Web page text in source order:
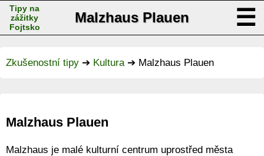
Tipy na
zážitky
Fojtsko
Malzhaus Plauen ☰
Zkušenostní tipy ➔ Kultura➔ Malzhaus Plauen
Malzhaus Plauen
Malzhaus je malé kulturní centrum uprostřed města